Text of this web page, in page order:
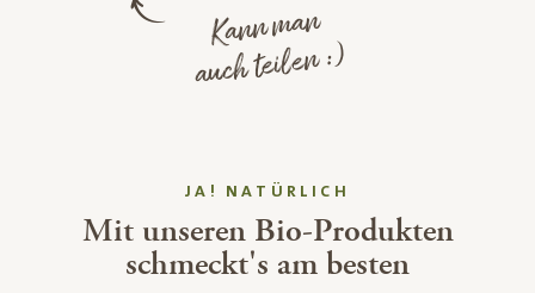
Kann man
auch teilen :)
JA! NATÜRLICH
Mit unseren Bio-Produkten
schmeckt's am besten